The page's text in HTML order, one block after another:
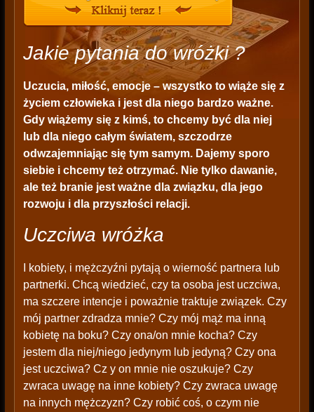
Jakie pytania do wróżki ?
Uczucia, miłość, emocje – wszystko to wiąże się z
życiem człowieka i jest dla niego bardzo ważne.
Gdy wiążemy się z kimś, to chcemy być dla niej
lub dla niego całym światem, szczodrze
odwzajemniając się tym samym. Dajemy sporo
siebie i chcemy też otrzymać. Nie tylko dawanie,
ale też branie jest ważne dla związku, dla jego
rozwoju i dla przyszłości relacji.
Uczciwa wróżka
I kobiety, i mężczyźni pytają o wierność partnera lub
partnerki. Chcą wiedzieć, czy ta osoba jest uczciwa,
ma szczere intencje i poważnie traktuje związek. Czy
mój partner zdradza mnie? Czy mój mąż ma inną
kobietę na boku? Czy ona/on mnie kocha? Czy
jestem dla niej/niego jedynym lub jedyną? Czy ona
jest uczciwa? Cz y on mnie nie oszukuje? Czy
zwraca uwagę na inne kobiety? Czy zwraca uwagę
na innych mężczyzn? Czy robić coś, o czym nie